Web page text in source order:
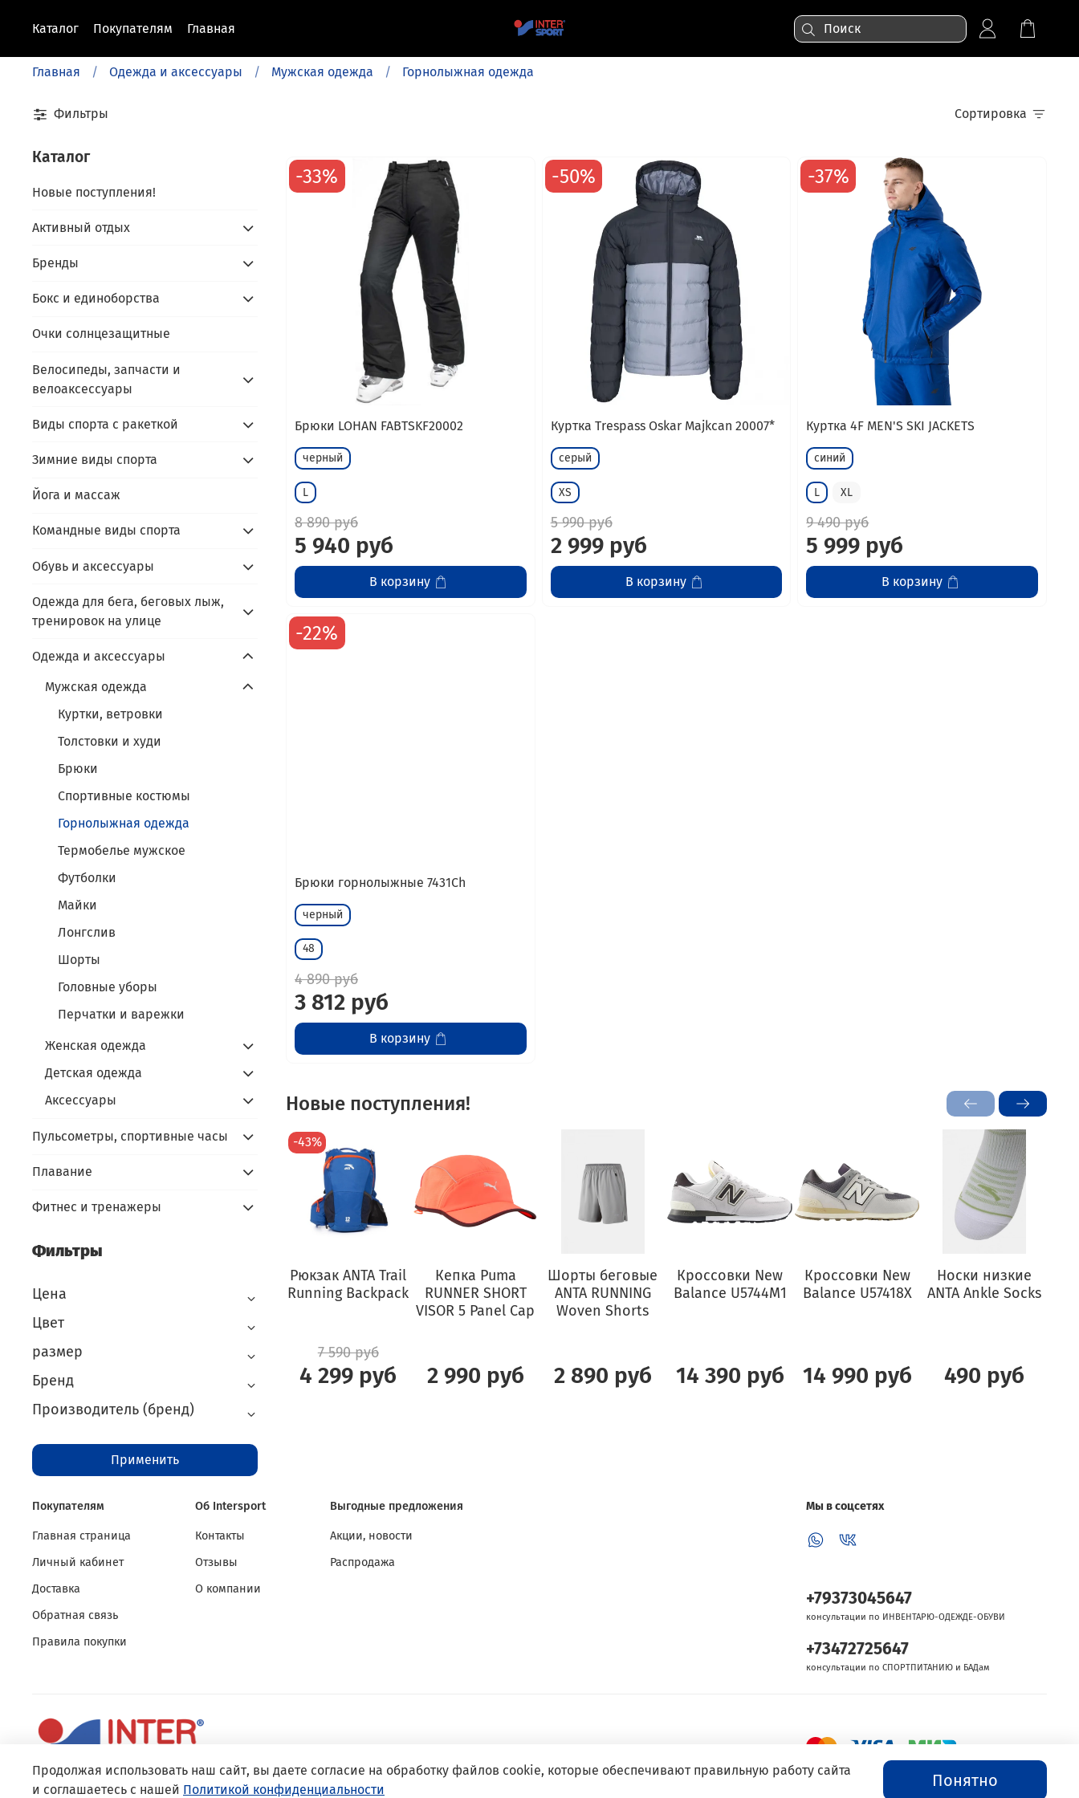
Каталог Покупателям Главная
Главная Одежда и аксессуары Мужская одежда Горнолыжная одежда
Фильтры Сортировка
-33%
Брюки LOHAN FABTSKF20002
черный
L
8 890 руб
5 940 руб
В корзину
-50%
Куртка Trespass Oskar Majkcan 20007*
серый
XS
5 990 руб
2 999 руб
В корзину
-37%
Куртка 4F MEN'S SKI JACKETS
синий
L XL
9 490 руб
5 999 руб
В корзину
-22%
Брюки горнолыжные 7431Ch
черный
48
4 890 руб
3 812 руб
В корзину
Новые поступления!
-43%
Рюкзак ANTA Trail
Running Backpack
7 590 руб
4 299 руб
Кепка Puma
RUNNER SHORT
VISOR 5 Panel Cap
2 990 руб
Шорты беговые
ANTA RUNNING
Woven Shorts
2 890 руб
Кроссовки New
Balance U5744M1
14 390 руб
Кроссовки New
Balance U57418X
14 990 руб
Носки низкие
ANTA Ankle Socks
490 руб
Каталог
Новые поступления!
Активный отдых
Бренды
Бокс и единоборства
Очки солнцезащитные
Велосипеды, запчасти и
велоаксессуары
Виды спорта с ракеткой
Зимние виды спорта
Йога и массаж
Командные виды спорта
Обувь и аксессуары
Одежда для бега, беговых лыж,
тренировок на улице
Одежда и аксессуары
Мужская одежда
Куртки, ветровки
Толстовки и худи
Брюки
Спортивные костюмы
Горнолыжная одежда
Термобелье мужское
Футболки
Майки
Лонгслив
Шорты
Головные уборы
Перчатки и варежки
Женская одежда
Детская одежда
Аксессуары
Пульсометры, спортивные часы
Плавание
Фитнес и тренажеры
Фильтры
Цена
Цвет
размер
Бренд
Производитель (бренд)
Применить
Покупателям
Главная страница
Личный кабинет
Доставка
Обратная связь
Правила покупки
Об Intersport
Контакты
Отзывы
О компании
Выгодные предложения
Акции, новости
Распродажа
Мы в соцсетях
+79373045647
консультации по ИНВЕНТАРЮ-ОДЕЖДЕ-ОБУВИ
+73472725647
консультации по СПОРТПИТАНИЮ и БАДам
Продолжая использовать наш сайт, вы даете согласие на обработку файлов cookie, которые обеспечивают правильную работу сайта
и соглашаетесь с нашей Политикой конфиденциальности Понятно